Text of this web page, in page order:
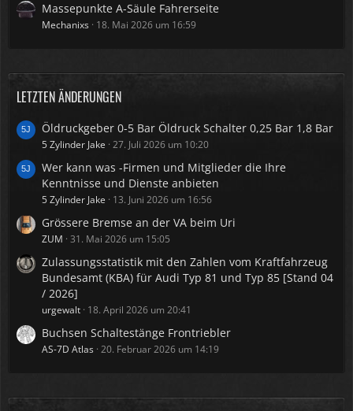
Massepunkte A-Säule Fahrerseite
Mechanixs 18. Mai 2026 um 16:59
LETZTEN ÄNDERUNGEN
Öldruckgeber 0-5 Bar Öldruck Schalter 0,25 Bar 1,8 Bar
5 Zylinder Jake 27. Juli 2026 um 10:20
Wer kann was -Firmen und Mitglieder die Ihre
Kenntnisse und Dienste anbieten
5 Zylinder Jake 13. Juni 2026 um 16:56
Grössere Bremse an der VA beim Uri
ZUM 31. Mai 2026 um 15:05
Zulassungsstatistik mit den Zahlen vom Kraftfahrzeug
Bundesamt (KBA) für Audi Typ 81 und Typ 85 [Stand 04
/ 2026]
urgewalt 18. April 2026 um 20:41
Buchsen Schaltestänge Frontriebler
AS-7D Atlas 20. Februar 2026 um 14:19